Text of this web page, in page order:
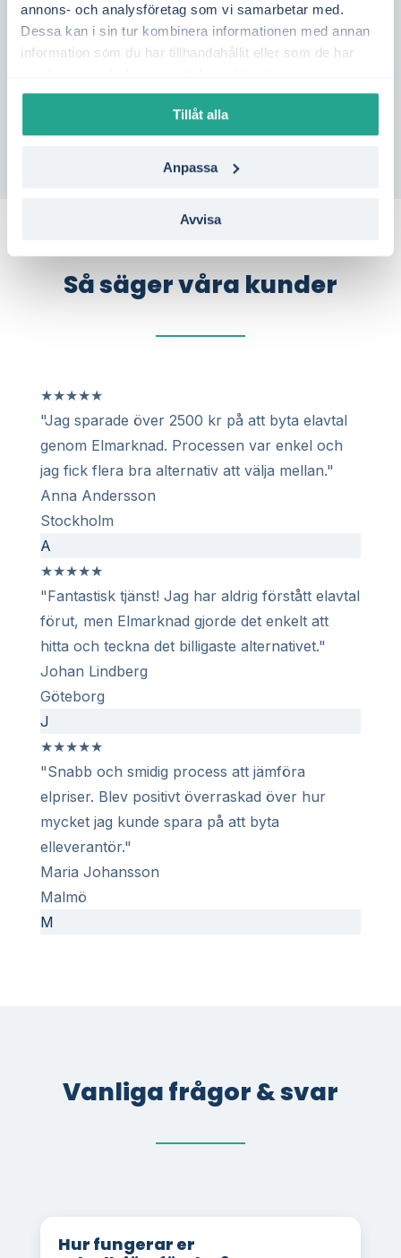
annons- och analysföretag som vi samarbetar med.
Dessa kan i sin tur kombinera informationen med annan
information som du har tillhandahållit eller som de har
Tillåt alla
Anpassa
Avvisa
Vill du ta reda på om ditt tak är lämpligt för
solceller?Gör en kostnadsfri offertförfrågan
bindning.
Så säger våra kunder
★★★★★
"Jag sparade över 2500 kr på att byta elavtal
genom Elmarknad. Processen var enkel och
jag fick flera bra alternativ att välja mellan."
Anna Andersson
Stockholm
A
★★★★★
"Fantastisk tjänst! Jag har aldrig förstått elavtal
förut, men Elmarknad gjorde det enkelt att
hitta och teckna det billigaste alternativet."
Johan Lindberg
Göteborg
J
★★★★★
"Snabb och smidig process att jämföra
elpriser. Blev positivt överraskad över hur
mycket jag kunde spara på att byta
elleverantör."
Maria Johansson
Malmö
M
Vanliga frågor & svar
Hur fungerar er